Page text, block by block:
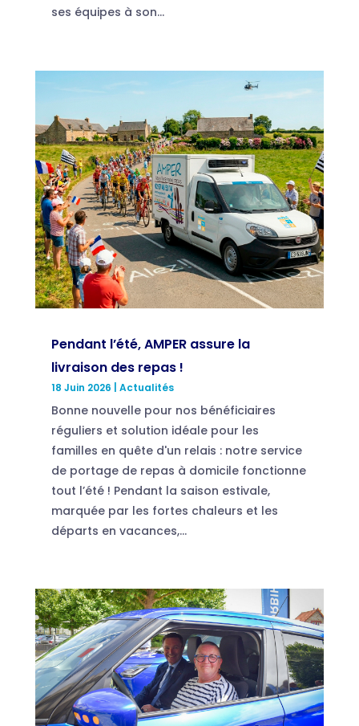
ses équipes à son...
Pendant l’été, AMPER assure la
livraison des repas !
18 Juin 2026 Actualités
Bonne nouvelle pour nos bénéficiaires
réguliers et solution idéale pour les
familles en quête d'un relais : notre service
de portage de repas à domicile fonctionne
tout l’été ! Pendant la saison estivale,
marquée par les fortes chaleurs et les
départs en vacances,...